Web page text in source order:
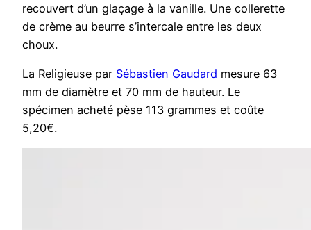
recouvert d’un glaçage à la vanille. Une collerette
de crème au beurre s’intercale entre les deux
choux.
La Religieuse par Sébastien Gaudard mesure 63
mm de diamètre et 70 mm de hauteur. Le
spécimen acheté pèse 113 grammes et coûte
5,20€.